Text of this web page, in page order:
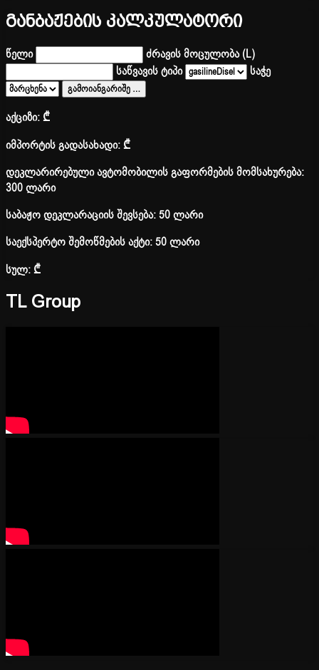
განბაჟების კალკულატორი
წელი
ძრავის მოცულობა (L)
საწვავის ტიპი
საჭე
გამოიანგარიშე …
აქციზი:₾
იმპორტის გადასახადი:₾
დეკლარირებული ავტომობილის გაფორმების მომსახურება:
300 ლარი
საბაჟო დეკლარაციის შევსება: 50 ლარი
საექსპერტო შემოწმების აქტი: 50 ლარი
სულ:₾
TL Group